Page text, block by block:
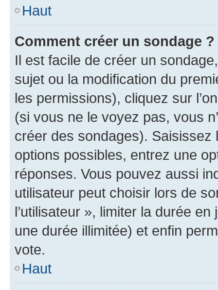
Haut
Comment créer un sondage ?
Il est facile de créer un
sujet ou la modification du
les permissions), cliquez sur
(si vous ne le voyez pas, vous
créer des sondages).
options possibles, entrez une
réponses. Vous pouvez aussi
utilisateur peut choisir lors de
l’utilisateur », limiter la durée
une durée illimitée) et enfin
vote.
Haut